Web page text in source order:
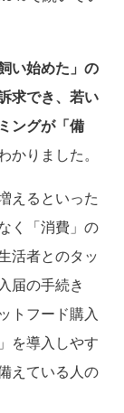
い始めた」の
求でき、若い
ングが「備
かりました。
えるといった
く「消費」の
活者とのタッ
届の手続き
トフード購入
を導入しやす
えている人の